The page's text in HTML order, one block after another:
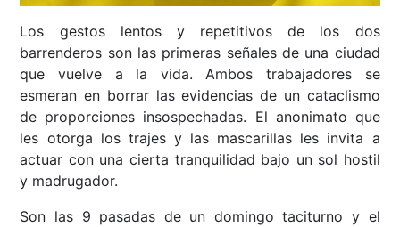
Los gestos lentos y repetitivos de los dos
barrenderos son las primeras señales de una ciudad
que vuelve a la vida. Ambos trabajadores se
esmeran en borrar las evidencias de un cataclismo
de proporciones insospechadas. El anonimato que
les otorga los trajes y las mascarillas les invita a
actuar con una cierta tranquilidad bajo un sol hostil
y madrugador.
Son las 9 pasadas de un domingo taciturno y el